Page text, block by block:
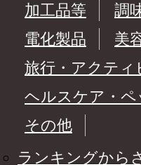
加工品等
調
電化製品
美
旅行・アクティ
ヘルスケア・ペ
その他
ランキングから